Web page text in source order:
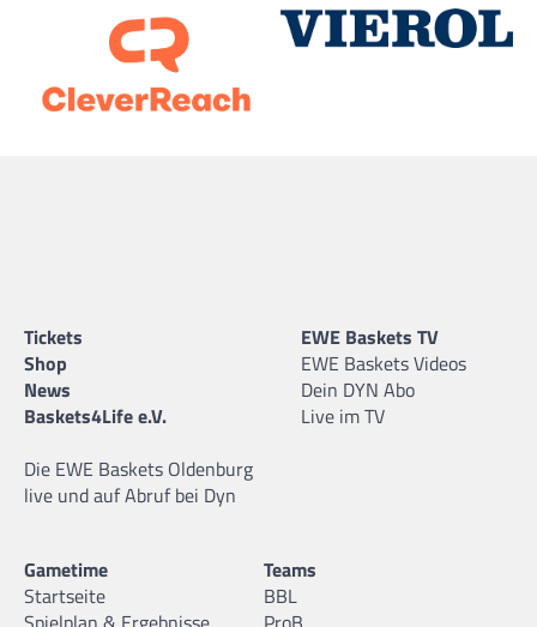
Tickets
Shop
News
Baskets4Life e.V.
Die EWE Baskets Oldenburg
live und auf Abruf bei Dyn
EWE Baskets TV
EWE Baskets Videos
Dein DYN Abo
Live im TV
Gametime
Startseite
Teams
BBL